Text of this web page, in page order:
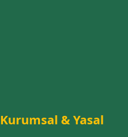
Kurumsal & Yasal